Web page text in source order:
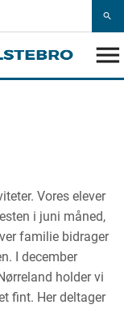
search
menu
Vores elever
i juni måned,
familie bidrager
I december
holder vi
fint. Her deltager